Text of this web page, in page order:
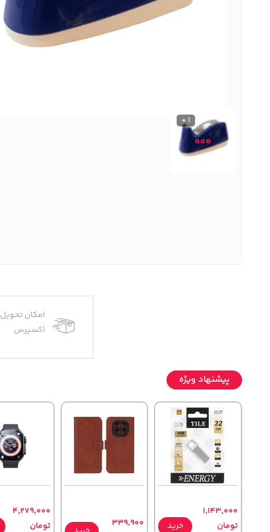
نوشیدنی ها
روشنایی و الکتریکی
1 +
امکان تحویل
اکسپرس
پیشنهاد ویژه
1,143,000
تومان
خرید
339,900
4,279,000
تومان